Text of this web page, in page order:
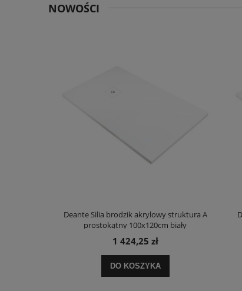
NOWOŚCI
Deante Silia brodzik akrylowy struktura A
prostokątny 100x120cm biały
1 424,25 zł
DO KOSZYKA